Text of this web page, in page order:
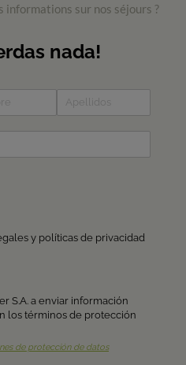
informations sur nos séjours ?